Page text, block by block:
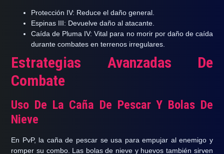
Protección IV: Reduce el daño general.
Espinas III: Devuelve daño al atacante.
Caída de Pluma IV: Vital para no morir por daño de caída
durante combates en terrenos irregulares.
Estrategias Avanzadas De
Combate
Uso De La Caña De Pescar Y Bolas De
Nieve
En PvP, la caña de pescar se usa para empujar al enemigo y
romper su combo. Las bolas de nieve y huevos también sirven